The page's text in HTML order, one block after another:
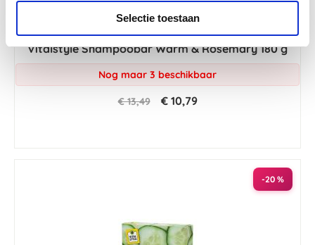
Selectie toestaan
Vitalstyle Shampoobar Warm & Rosemary 180 g
Nog maar 3 beschikbaar
€ 13,49 € 10,79
-20 %